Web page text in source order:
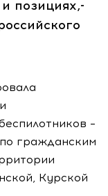
позициях,-
–
гражданским
Курской